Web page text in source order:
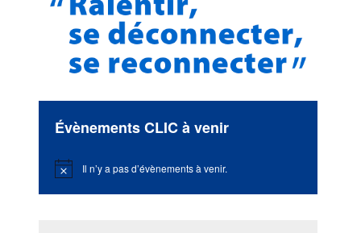
Évènements CLIC à venir
Notice Il n’y a pas d’évènements à venir.